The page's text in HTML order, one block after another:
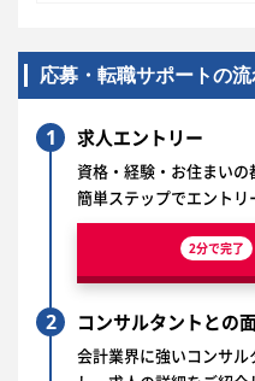
応募・転職サポートの流
1 求人エントリー
資格・経験・お住まい
簡単ステップでエントリ
2分で完了
2 コンサルタントとの
会計業界に強いコンサ